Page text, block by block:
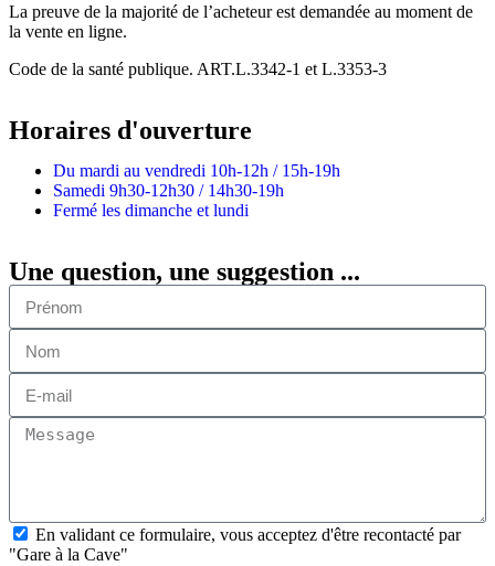
La preuve de la majorité de l’acheteur est demandée au moment de
la vente en ligne.
Code de la santé publique. ART.L.3342-1 et L.3353-3
Horaires d'ouverture
Du mardi au vendredi 10h-12h / 15h-19h
Samedi 9h30-12h30 / 14h30-19h
Fermé les dimanche et lundi
Une question, une suggestion ...
En validant ce formulaire, vous acceptez d'être recontacté par
"Gare à la Cave"